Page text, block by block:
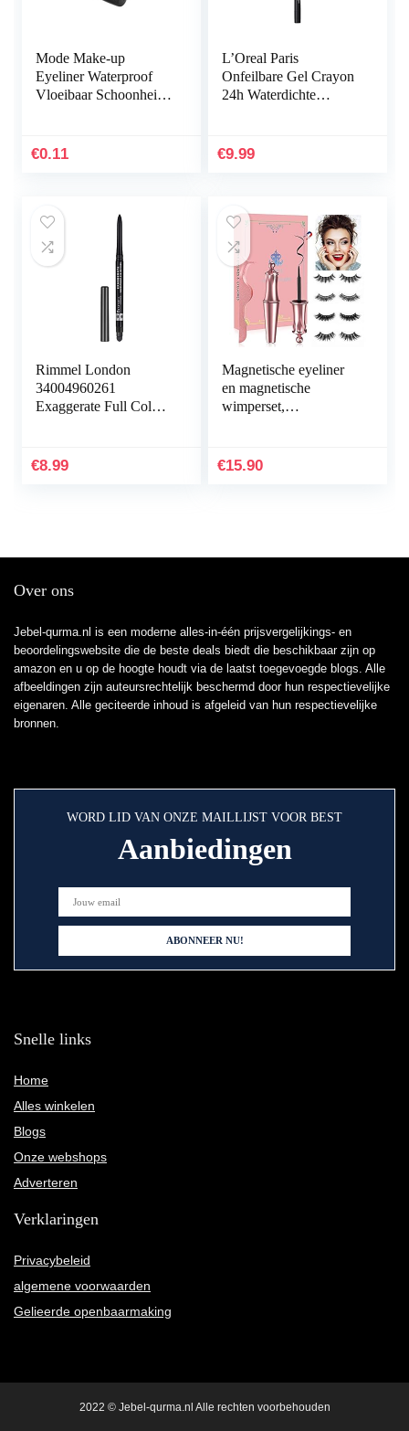
Mode Make-up
Eyeliner Waterproof
Vloeibaar Schoonheid
Langdurige
€0.11
L’Oreal Paris
Onfeilbare Gel Crayon
24h Waterdichte
€9.99
Rimmel London
34004960261
Exaggerate Full Colour
Black
€8.99
Magnetische eyeliner
en magnetische
wimperset,
GRATIS pincet voor
€15.90
Over ons
Jebel-qurma.nl is een moderne alles-in-één prijsvergelijkings- en
beoordelingswebsite die de beste deals biedt die beschikbaar zijn op
amazon en u op de hoogte houdt via de laatst toegevoegde blogs. Alle
afbeeldingen zijn auteursrechtelijk beschermd door hun respectievelijke
eigenaren. Alle geciteerde inhoud is afgeleid van hun respectievelijke
bronnen.
WORD LID VAN ONZE MAILLIJST VOOR BEST
Aanbiedingen
Snelle links
Home
Alles winkelen
Blogs
Onze webshops
Adverteren
Verklaringen
Privacybeleid
algemene voorwaarden
Gelieerde openbaarmaking
2022 © Jebel-qurma.nl Alle rechten voorbehouden